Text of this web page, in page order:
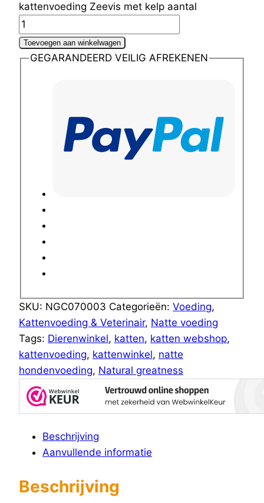
kattenvoeding Zeevis met kelp aantal
Toevoegen aan winkelwagen
GEGARANDEERD VEILIG AFREKENEN
SKU: NGC070003 Categorieën: Voeding,
Kattenvoeding & Veterinair, Natte voeding
Tags: Dierenwinkel, katten, katten webshop,
kattenvoeding, kattenwinkel, natte
hondenvoeding, Natural greatness
Beschrijving
Aanvullende informatie
Beschrijving